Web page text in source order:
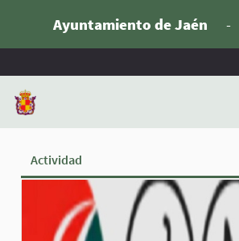
Ayuntamiento de Jaén -
Actividad
Siguiendo